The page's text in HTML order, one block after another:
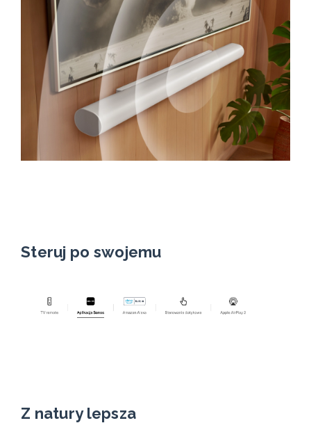
Steruj po swojemu
Z natury lepsza